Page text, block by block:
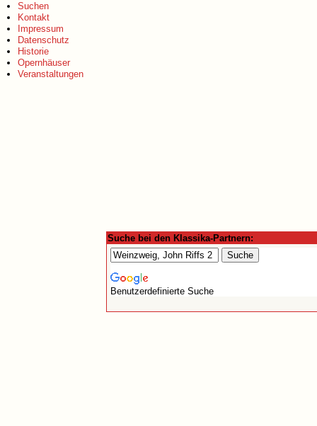
Suchen
Kontakt
Impressum
Datenschutz
Historie
Opernhäuser
Veranstaltungen
Suche bei den Klassika-Partnern:
Benutzerdefinierte Suche